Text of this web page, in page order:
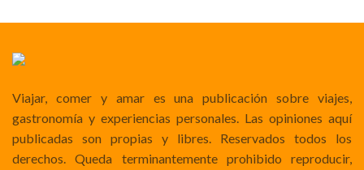
Viajar, comer y amar es una publicación sobre viajes,
gastronomía y experiencias personales. Las opiniones aquí
publicadas son propias y libres. Reservados todos los
derechos. Queda terminantemente prohibido reproducir,